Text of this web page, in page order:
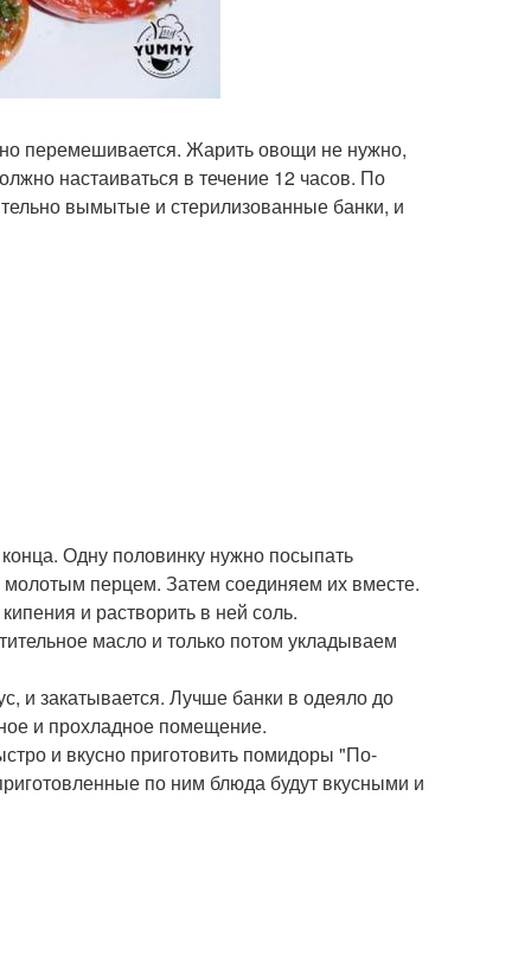
перемешивается. Жарить овощи не нужно,
настаиваться в течение 12 часов. По
вымытые и стерилизованные банки, и
Одну половинку нужно посыпать
перцем. Затем соединяем их вместе.
и растворить в ней соль.
масло и только потом укладываем
и закатывается. Лучше банки в одеяло до
и прохладное помещение.
и вкусно приготовить помидоры "По-
по ним блюда будут вкусными и